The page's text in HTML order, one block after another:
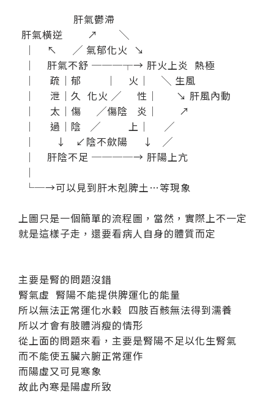
肝氣鬱滯
肝氣橫逆 ↗ ╲
│ ↖ ╱ 氣郁化火 ↘
│ 肝氣不舒 ───┬→ 肝火上炎 熱極
│ 疏│郁 │ 火│ ╲ 生風
│ 泄│久 化火 ╱ 性│ ↘ 肝風內動
│ 太│傷 ╱傷陰 炎│ ↗
│ 過│陰 ╱ 上│ ╱
│ ↓ ↙陰不歛陽 ↓ ╱
│ 肝陰不足 ────→ 肝陽上亢
│
└─→可以見到肝木剋脾土…等現象
上圖只是一個簡單的流程圖，當然，實際上不一定
就是這樣子走，還要看病人自身的體質而定
主要是腎的問題沒錯
腎氣虛 腎陽不能提供脾運化的能量
所以無法正常運化水穀 四肢百骸無法得到濡養
所以才會有肢體消瘦的情形
從上面的問題來看，主要是腎陽不足以化生腎氣
而不能使五臟六腑正常運作
而陽虛又可見寒象
故此內寒是陽虛所致